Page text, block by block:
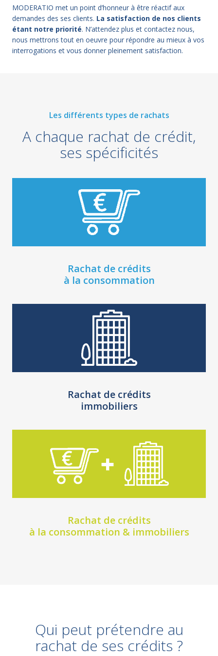
MODERATIO met un point d’honneur à être réactif aux
demandes des ses clients. La satisfaction de nos clients
étant notre priorité. N’attendez plus et contactez nous,
nous mettrons tout en oeuvre pour répondre au mieux à vos
interrogations et vous donner pleinement satisfaction.
Les différents types de rachats
A chaque rachat de crédit,
ses spécificités
Rachat de crédits
à la consommation
Rachat de crédits
immobiliers
Rachat de crédits
à la consommation & immobiliers
Qui peut prétendre au
rachat de ses crédits ?